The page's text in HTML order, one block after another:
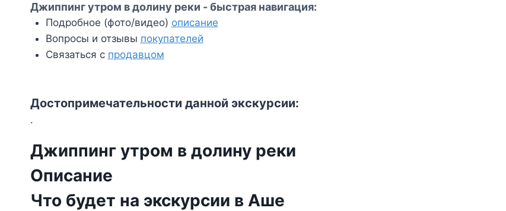
Джиппинг утром в долину реки - быстрая навигация:
Подробное (фото/видео) описание
Вопросы и отзывы покупателей
Связаться с продавцом
Достопримечательности данной экскурсии:
.
Джиппинг утром в долину реки
Описание
Что будет на экскурсии в Аше